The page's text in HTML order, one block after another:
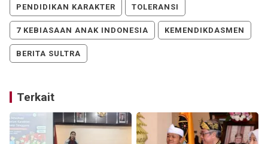
PENDIDIKAN KARAKTER TOLERANSI
7 KEBIASAAN ANAK INDONESIA KEMENDIKDASMEN
BERITA SULTRA
Terkait